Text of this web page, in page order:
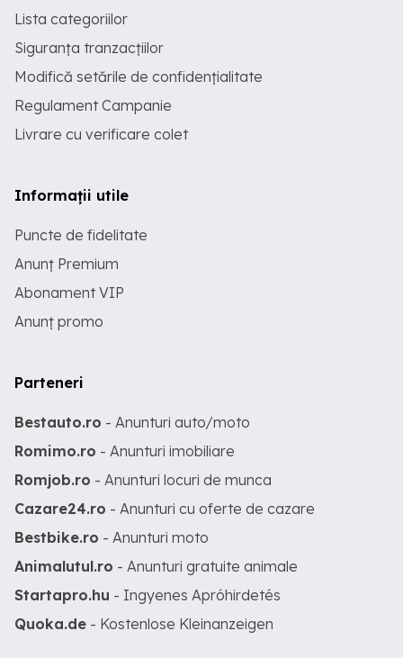
Lista categoriilor
Siguranța tranzacțiilor
Modifică setările de confidențialitate
Regulament Campanie
Livrare cu verificare colet
Informații utile
Puncte de fidelitate
Anunț Premium
Abonament VIP
Anunț promo
Parteneri
Bestauto.ro - Anunturi auto/moto
Romimo.ro - Anunturi imobiliare
Romjob.ro - Anunturi locuri de munca
Cazare24.ro - Anunturi cu oferte de cazare
Bestbike.ro - Anunturi moto
Animalutul.ro - Anunturi gratuite animale
Startapro.hu - Ingyenes Apróhirdetés
Quoka.de - Kostenlose Kleinanzeigen